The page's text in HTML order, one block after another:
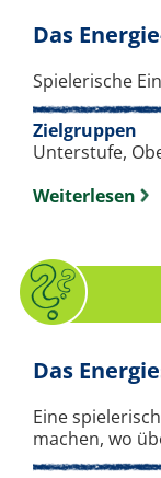
Das
Spielerische
Zielgruppen
Unterstufe,
Weiterlesen
Das
Eine
machen, wo